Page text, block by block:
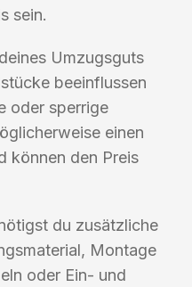
sein.
Umzugsguts
beeinflussen
oder sperrige
einen
können den Preis
du zusätzliche
Montage
oder Ein- und